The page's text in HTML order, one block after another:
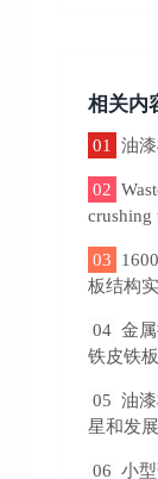
相关内
01 油
02
crushing
03
板结构
04 金
铁皮铁
05 油
星和发展
06 小